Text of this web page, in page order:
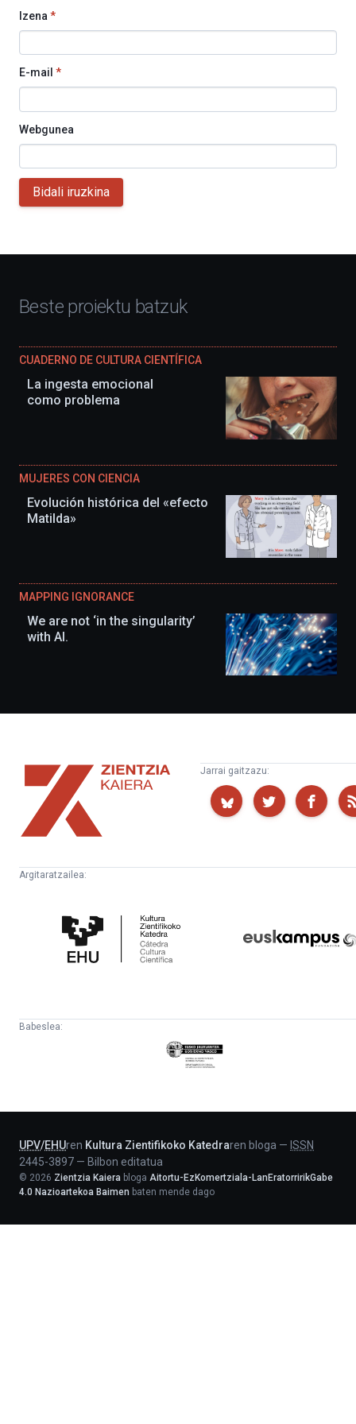
Izena *
E-mail *
Webgunea
Bidali iruzkina
Beste proiektu batzuk
CUADERNO DE CULTURA CIENTÍFICA
La ingesta emocional
como problema
MUJERES CON CIENCIA
Evolución histórica del «efecto
Matilda»
MAPPING IGNORANCE
We are not ‘in the singularity’
with AI.
Zientzia
Kaiera
Jarrai gaitzazu:
Argitaratzailea:
Zientifikoko
Katedra
Babeslea:
Eusko
Jaurlaritza
UPV/EHUren Kultura Zientifikoko Katedraren bloga — ISSN
2445-3897 — Bilbon editatua
© 2026 Zientzia Kaiera bloga Aitortu-EzKomertziala-LanEratorririkGabe
4.0 Nazioartekoa Baimen baten mende dago